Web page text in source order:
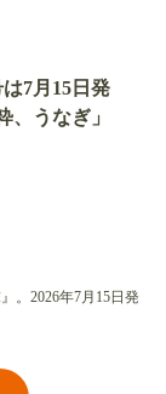
7月15日発
うなぎ」
。2026年7月15日発